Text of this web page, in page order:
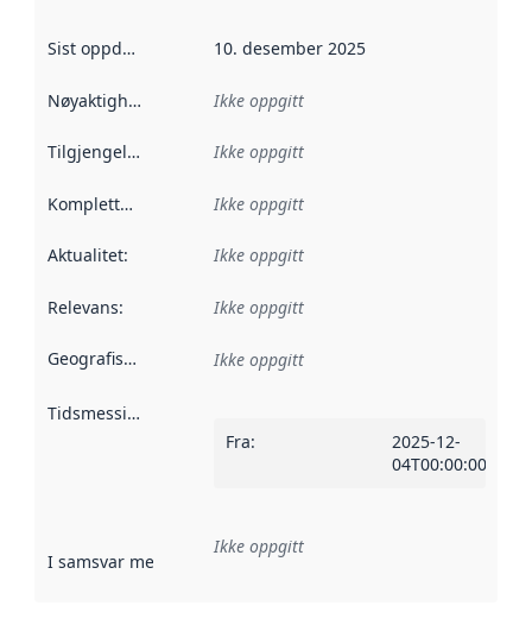
Sist oppdatert 10. desember 2025
Nøyaktighet Ikke oppgitt
Tilgjengelighet Ikke oppgitt
Kompletthet Ikke oppgitt
Aktualitet: Ikke oppgitt
Relevans: Ikke oppgitt
Geografisk avgrensning :
Ikke oppgitt
Tidsmessig avgrensning
Fra:
2025-12-
04T00:00:00Z
I samsvar med Referanse til en implementasjonsregel
Ikke oppgitt